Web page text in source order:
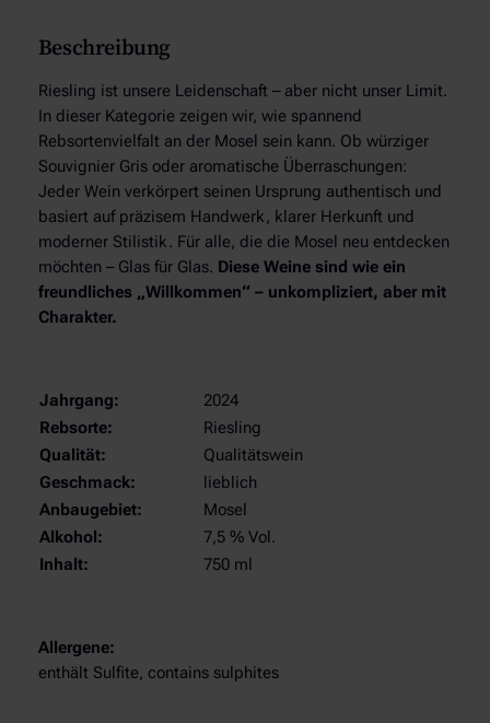
i
g
l
i
e
b
l
i
c
h
M
Beschreibung
Riesling ist unsere Leidenschaft – aber nicht unser Limit.
In dieser Kategorie zeigen wir, wie spannend
Rebsortenvielfalt an der Mosel sein kann. Ob würziger
Souvignier Gris oder aromatische Überraschungen:
Jeder Wein verkörpert seinen Ursprung authentisch und
basiert auf präzisem Handwerk, klarer Herkunft und
moderner Stilistik. Für alle, die die Mosel neu entdecken
möchten – Glas für Glas. Diese Weine sind wie ein
freundliches „Willkommen“ – unkompliziert, aber mit
Charakter.
Jahrgang:
2024
Rebsorte:
Riesling
Qualität:
Qualitätswein
Geschmack:
lieblich
Anbaugebiet:
Mosel
Alkohol:
7,5 % Vol.
Inhalt:
750 ml
Allergene:
enthält Sulfite, contains sulphites